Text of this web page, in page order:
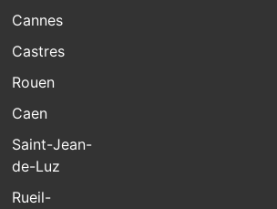
Cannes
Castres
Rouen
Caen
Saint-Jean-
de-Luz
Rueil-